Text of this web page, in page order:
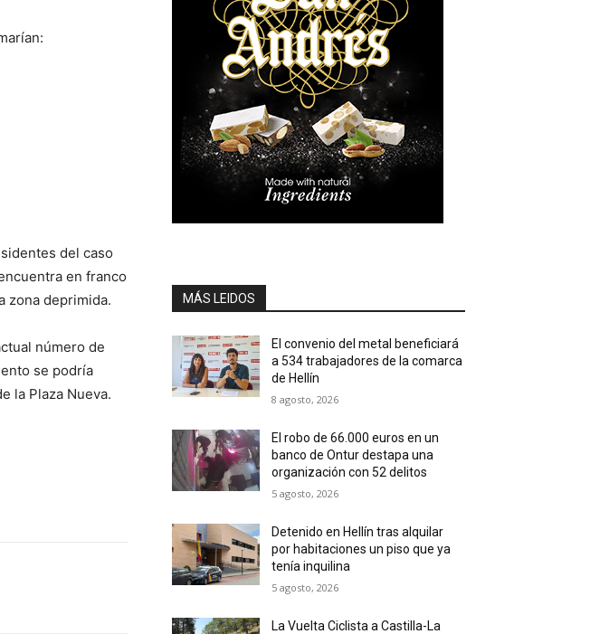
del caso
en franco
zona deprimida.
número de
se podría
la Plaza Nueva.
MÁS LEIDOS
El convenio del metal beneficiará
a 534 trabajadores de la comarca
de Hellín
8 agosto, 2026
El robo de 66.000 euros en un
banco de Ontur destapa una
organización con 52 delitos
5 agosto, 2026
Detenido en Hellín tras alquilar
por habitaciones un piso que ya
tenía inquilina
5 agosto, 2026
La Vuelta Ciclista a Castilla-La